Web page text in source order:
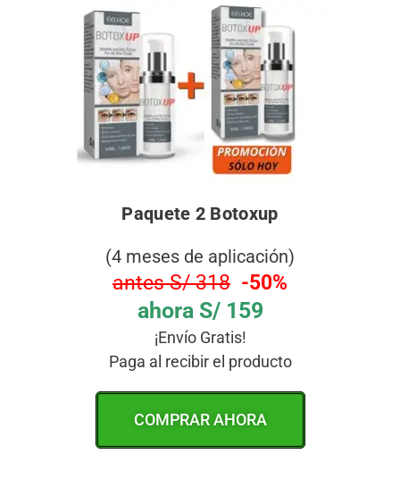
Paquete 2 Botoxup
(4 meses de aplicación)
antes S/ 318 -50%
ahora S/ 159
¡Envío Gratis!
Paga al recibir el producto
COMPRAR AHORA